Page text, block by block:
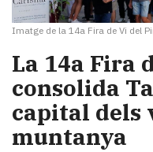
Imatge de la 14a Fira de Vi del
La 14a Fira
consolida
capital dels
muntanya